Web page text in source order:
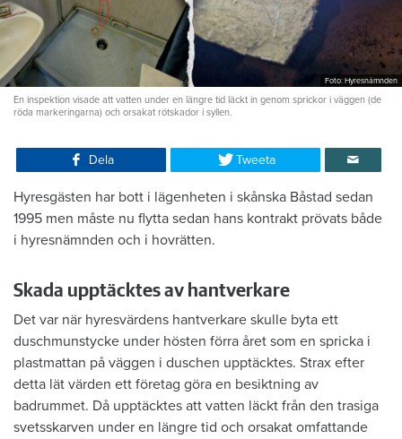
Foto: Hyresnämnden
En inspektion visade att vatten under en längre tid läckt in genom sprickor i väggen (de
röda markeringarna) och orsakat rötskador i syllen.
Dela Tweeta
Hyresgästen har bott i lägenheten i skånska Båstad sedan
1995 men måste nu flytta sedan hans kontrakt prövats både
i hyresnämnden och i hovrätten.
Skada upptäcktes av hantverkare
Det var när hyresvärdens hantverkare skulle byta ett
duschmunstycke under hösten förra året som en spricka i
plastmattan på väggen i duschen upptäcktes. Strax efter
detta lät värden ett företag göra en besiktning av
badrummet. Då upptäcktes att vatten läckt från den trasiga
svetsskarven under en längre tid och orsakat omfattande